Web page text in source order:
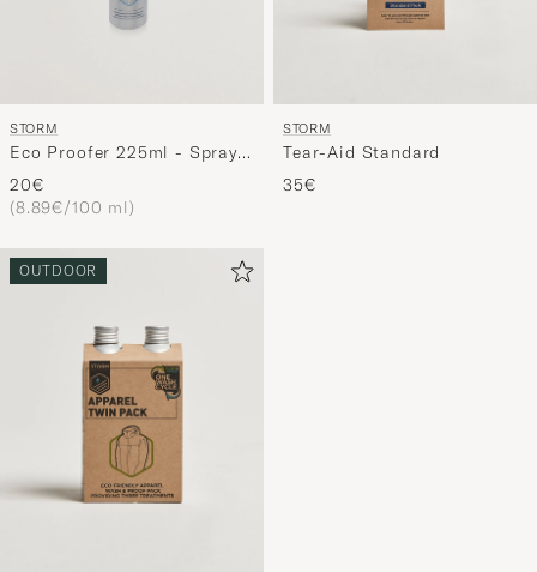
STORM
Eco Proofer 225ml - Spray
On
20€
(8.89€/100 ml)
STORM
Tear-Aid Standard
35€
OUTDOOR